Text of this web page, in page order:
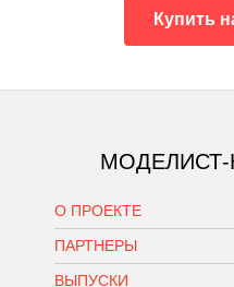
Купить
МОДЕЛИСТ-
О ПРОЕКТЕ
ПАРТНЕРЫ
ВЫПУСКИ